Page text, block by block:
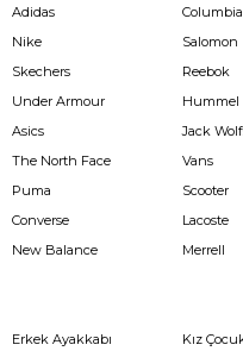
Adidas
Nike
Skechers
Under Armour
Asics
The North Face
Puma
Converse
New Balance
Columbia
Salomon
Reebok
Hummel
Jack
Vans
Scooter
Lacoste
Merrell
Erkek Ayakkabı
Kız